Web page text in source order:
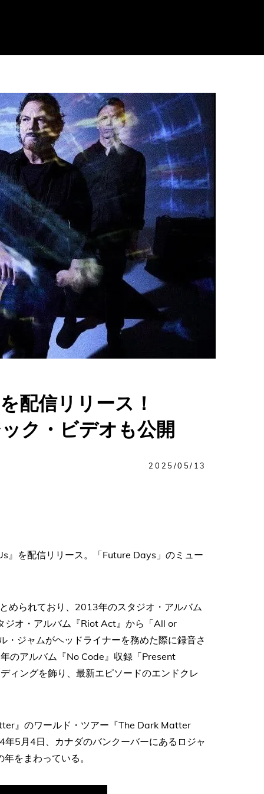
配信リリース！
ク・ビデオも公開
2025/05/13
』を配信リリース。「Future Days」のミュー
められており、2013年のスタジオ・アルバム
オ・アルバム『Riot Act』から「All or
ジャムがヘッドライナーを務めた際に録音さ
のアルバム『No Code』収録「Present
ィングを飾り、最新エピソードのエンドクレ
』のワールド・ツアー『The Dark Matter
5月4日、カナダのバンクーバーにあるロジャ
をまわっている。